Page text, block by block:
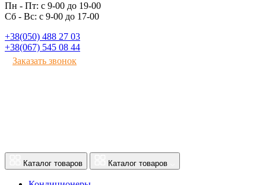
Пн - Пт: с 9-00 до 19-00
Сб - Вс: с 9-00 до 17-00
+38(050) 488 27 03
+38(067) 545 08 44
Заказать звонок
Каталог товаров Каталог товаров